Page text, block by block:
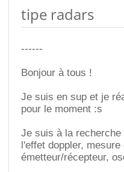
tipe radars
------
Bonjour à tous !
Je suis en sup et je
pour le moment :s
Je suis à la recherche
l'effet doppler,
émetteur/récepteur,